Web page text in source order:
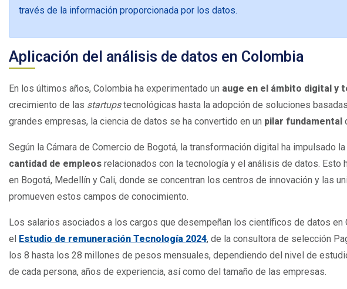
través de la información proporcionada por los datos.
Aplicación del análisis de datos en Colombia
En los últimos años, Colombia ha experimentado un auge en el ámbito digital y
crecimiento de las startupstecnológicas hasta la adopción de soluciones
grandes empresas, la ciencia de datos se ha convertido en un pilar fundamental
Según la Cámara de Comercio de Bogotá, la transformación digital ha impulsado la
cantidad de empleos relacionados con la tecnología y el análisis de datos. Esto
en Bogotá, Medellín y Cali, donde se concentran los centros de innovación y las
promueven estos campos de conocimiento.
Los salarios asociados a los cargos que desempeñan los científicos de datos en
el Estudio de remuneración Tecnología 2024, de la consultora de selección
los 8 hasta los 28 millones de pesos mensuales, dependiendo del nivel de
de cada persona, años de experiencia, así como del tamaño de las empresas.